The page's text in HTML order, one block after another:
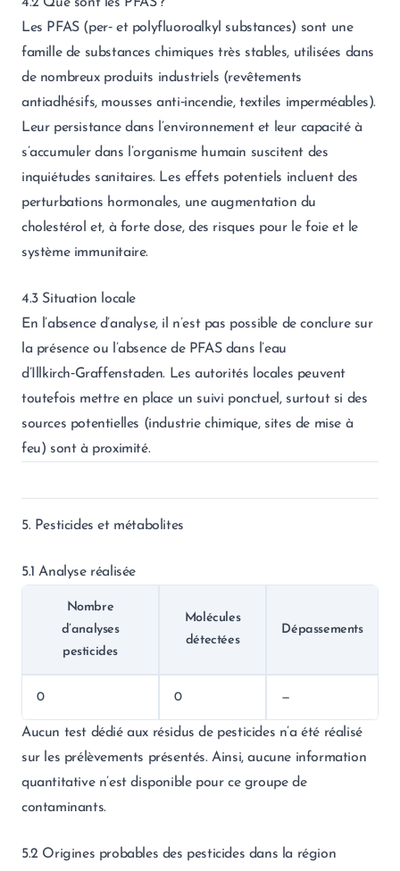
Les PFAS (per‑ et polyfluoroalkyl substances) sont une
famille de substances chimiques très stables, utilisées dans
de nombreux produits industriels (revêtements
antiadhésifs, mousses anti‑incendie, textiles imperméables).
Leur persistance dans l’environnement et leur capacité à
s’accumuler dans l’organisme humain suscitent des
inquiétudes sanitaires. Les effets potentiels incluent des
perturbations hormonales, une augmentation du
cholestérol et, à forte dose, des risques pour le foie et le
système immunitaire.
4.3 Situation locale
En l’absence d’analyse, il n’est pas possible de conclure sur
la présence ou l’absence de PFAS dans l’eau
d’Illkirch‑Graffenstaden. Les autorités locales peuvent
toutefois mettre en place un suivi ponctuel, surtout si des
sources potentielles (industrie chimique, sites de mise à
feu) sont à proximité.
5. Pesticides et métabolites
5.1 Analyse réalisée
Nombre
d’analyses
pesticides
Molécules
détectées
Dépassements
0 0 —
Aucun test dédié aux résidus de pesticides n’a été réalisé
sur les prélèvements présentés. Ainsi, aucune information
quantitative n’est disponible pour ce groupe de
contaminants.
5.2 Origines probables des pesticides dans la région